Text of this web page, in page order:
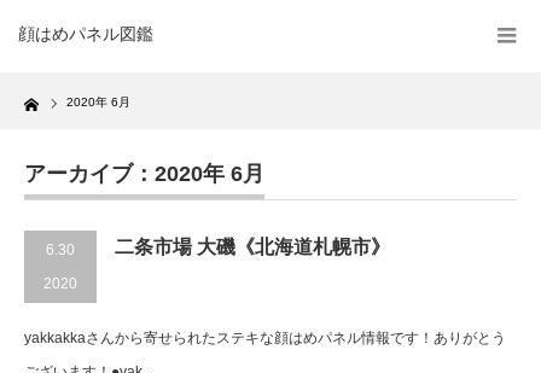
顔はめパネル図鑑
Home 2020年 6月
アーカイブ：2020年 6月
6.30
2020
二条市場 大磯《北海道札幌市》
yakkakkaさんから寄せられたステキな顔はめパネル情報です！ありがとう